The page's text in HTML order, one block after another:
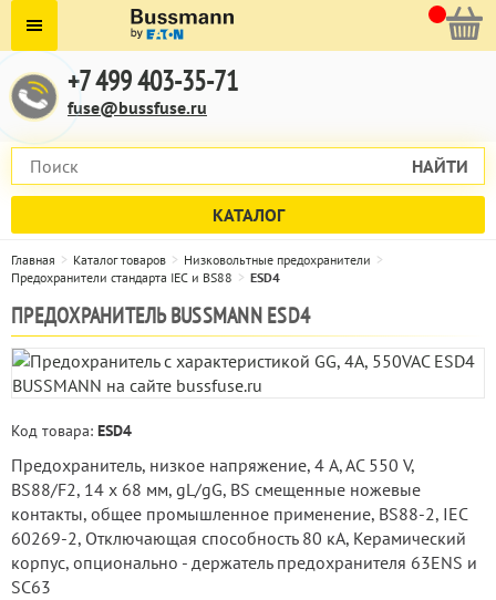
+7 499 403-35-71
fuse@bussfuse.ru
НАЙТИ
КАТАЛОГ
Главная Каталог товаров
Низковольтные предохранители
Предохранители стандарта IEC и BS88
ESD4
ПРЕДОХРАНИТЕЛЬ BUSSMANN ESD4
Код товара: ESD4
Предохранитель, низкое напряжение, 4 A, AC 550 V,
BS88/F2, 14 x 68 мм, gL/gG, BS смещенные ножевые
контакты, общее промышленное применение, BS88-2, IEC
60269-2, Отключающая способность 80 кА, Керамический
корпус, опционально - держатель предохранителя 63ENS и
SC63